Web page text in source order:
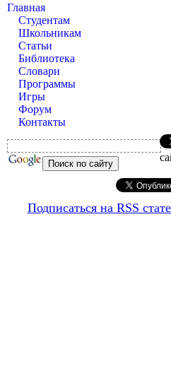
Главная
Студентам
Школьникам
Статьи
Библиотека
Словари
Программы
Игры
Форум
Контакты
Подписаться на RSS